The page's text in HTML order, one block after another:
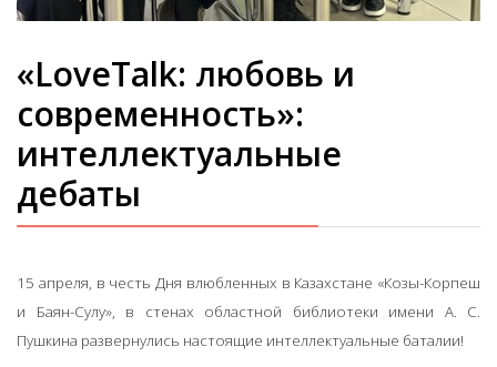
«LoveTalk: любовь и
современность»:
интеллектуальные
дебаты
15 апреля, в честь Дня влюбленных в Казахстане «Козы-Корпеш
и Баян-Сулу», в стенах областной библиотеки имени А. С.
Пушкина развернулись настоящие интеллектуальные баталии!